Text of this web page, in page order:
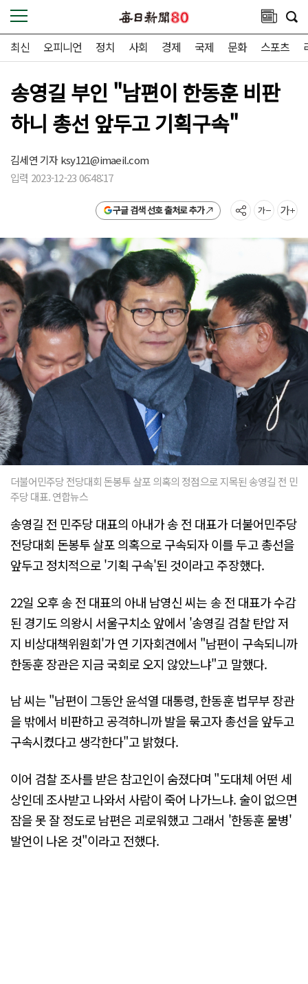
최신 오피니언 정치 사회 경제 국제 문화 스포츠
송영길 부인 "남편이 한동훈 비판
하니 총선 앞두고 기획구속"
김세연 기자ksy121@imaeil.com
입력 2023-12-23 06:48:17
구글 검색 선호 출처로 추가
더불어민주당 전당대회 돈봉투 살포 의혹의 정점으로 지목된 송영길 전 민
주당 대표. 연합뉴스
송영길 전 민주당 대표의 아내가 송 전 대표가 더불어민주당
전당대회 돈봉투 살포 의혹으로 구속되자 이를 두고 총선을
앞두고 정치적으로 '기획 구속'된 것이라고 주장했다.
22일 오후 송 전 대표의 아내 남영신 씨는 송 전 대표가 수감
된 경기도 의왕시 서울구치소 앞에서 '송영길 검찰 탄압 저
지 비상대책위원회'가 연 기자회견에서 "남편이 구속되니까
한동훈 장관은 지금 국회로 오지 않았느냐"고 말했다.
남 씨는 "남편이 그동안 윤석열 대통령, 한동훈 법무부 장관
을 밖에서 비판하고 공격하니까 발을 묶고자 총선을 앞두고
구속시켰다고 생각한다"고 밝혔다.
이어 검찰 조사를 받은 참고인이 숨졌다며 "도대체 어떤 세
상인데 조사받고 나와서 사람이 죽어 나가느냐. 술이 없으면
잠을 못 잘 정도로 남편은 괴로워했고 그래서 '한동훈 물병'
발언이 나온 것"이라고 전했다.